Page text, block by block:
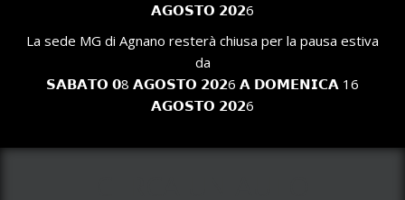
𝗔𝗚𝗢𝗦𝗧𝗢 𝟮𝟬𝟮6
La sede MG di Agnano resterà chiusa per la pausa estiva
da
𝗦𝗔𝗕𝗔𝗧𝗢 𝟬8 𝗔𝗚𝗢𝗦𝗧𝗢 𝟮𝟬𝟮6 𝗔 𝗗𝗢𝗠𝗘𝗡𝗜𝗖𝗔 16
𝗔𝗚𝗢𝗦𝗧𝗢 𝟮𝟬𝟮6